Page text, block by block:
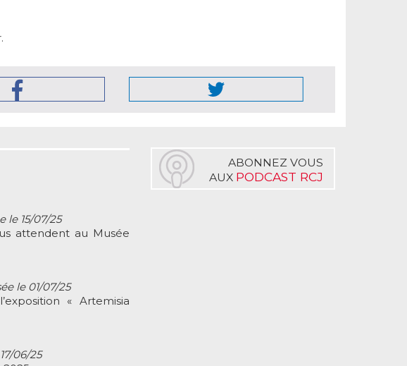
le 15/07/25
attendent au Musée
le 01/07/25
« Artemisia
06/25
ABONNEZ VOUS
AUX PODCAST RCJ